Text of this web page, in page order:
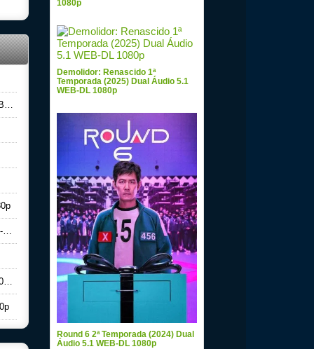
1080p
Demolidor: Renascido 1ª
Temporada (2025) Dual Áudio 5.1
WEB-DL 1080p
Round 6 2ª Temporada (2024) Dual
Áudio 5.1 WEB-DL 1080p